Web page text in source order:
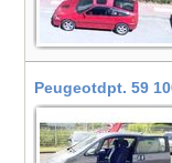
Peugeotdpt. 59